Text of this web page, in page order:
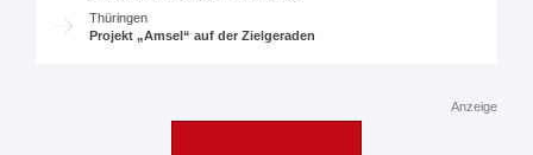
Thüringen
Projekt „Amsel“ auf der Zielgeraden
Anzeige